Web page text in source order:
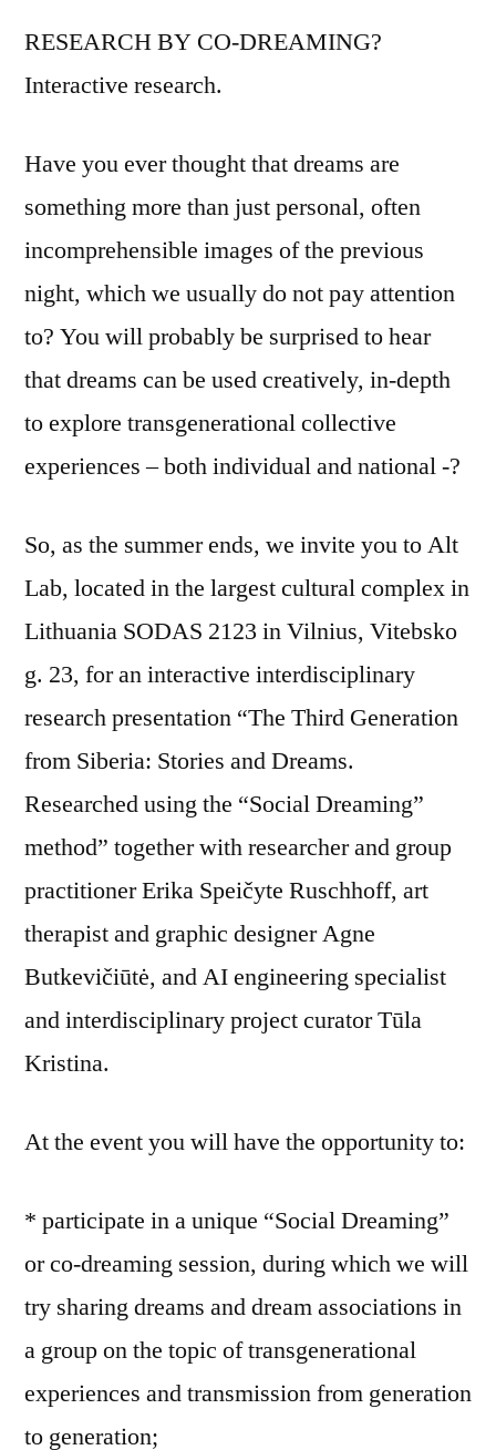
RESEARCH BY CO-DREAMING?
Interactive research.
Have you ever thought that dreams are
something more than just personal, often
incomprehensible images of the previous
night, which we usually do not pay attention
to? You will probably be surprised to hear
that dreams can be used creatively, in-depth
to explore transgenerational collective
experiences – both individual and national -?
So, as the summer ends, we invite you to Alt
Lab, located in the largest cultural complex in
Lithuania SODAS 2123 in Vilnius, Vitebsko
g. 23, for an interactive interdisciplinary
research presentation “The Third Generation
from Siberia: Stories and Dreams.
Researched using the “Social Dreaming”
method” together with researcher and group
practitioner Erika Speičyte Ruschhoff, art
therapist and graphic designer Agne
Butkevičiūtė, and AI engineering specialist
and interdisciplinary project curator Tūla
Kristina.
At the event you will have the opportunity to:
* participate in a unique “Social Dreaming”
or co-dreaming session, during which we will
try sharing dreams and dream associations in
a group on the topic of transgenerational
experiences and transmission from generation
to generation;